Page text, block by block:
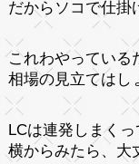
だからソコで仕掛
これわやっている
相場の見立てはし
LCは連発しまくっ
横からみたら、大